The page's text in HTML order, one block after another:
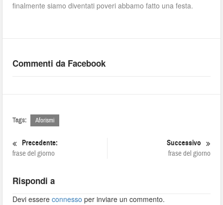
finalmente siamo diventati poveri abbamo fatto una festa.
Commenti da Facebook
Tags: Aforismi
Precedente:
frase del giorno
Successivo
frase del giorno
Rispondi a
Devi essereconnesso per inviare un commento.